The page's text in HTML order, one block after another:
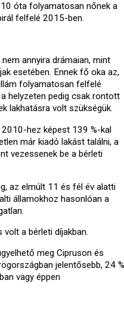
óta folyamatosan nőnek a
felfelé 2015-ben.
annyira drámaian, mint
esetében. Ennek fő oka az,
folyamatosan felfelé
helyzeten pedig csak rontott
lakhatásra volt szükségük.
2010-hez képest 139 %-kal
már kiadó lakást találni, a
vezessenek be a bérleti
az elmúlt 11 és fél év alatti
államokhoz hasonlóan a
a bérleti díjakban.
meg Cipruson és
jelentősebb, 24
vagy éppen